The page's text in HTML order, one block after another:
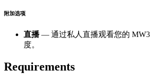
附加选项
直播— 通过私人直播观看您的 MW3
度。
Requirements